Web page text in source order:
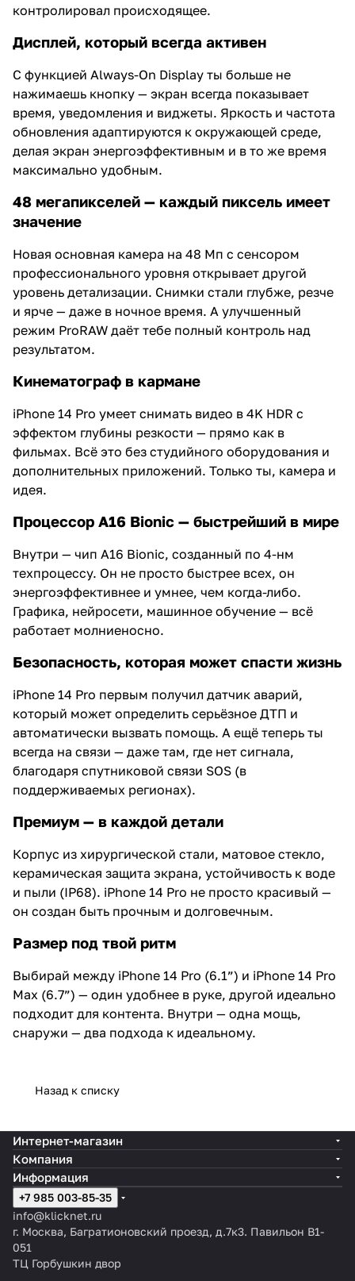
контролировал происходящее.
Дисплей, который всегда активен
С функцией Always-On Display ты больше не
нажимаешь кнопку — экран всегда показывает
время, уведомления и виджеты. Яркость и частота
обновления адаптируются к окружающей среде,
делая экран энергоэффективным и в то же время
максимально удобным.
48 мегапикселей — каждый пиксель имеет
значение
Новая основная камера на 48 Мп с сенсором
профессионального уровня открывает другой
уровень детализации. Снимки стали глубже, резче
и ярче — даже в ночное время. А улучшенный
режим ProRAW даёт тебе полный контроль над
результатом.
Кинематограф в кармане
iPhone 14 Pro умеет снимать видео в 4K HDR с
эффектом глубины резкости — прямо как в
фильмах. Всё это без студийного оборудования и
дополнительных приложений. Только ты, камера и
идея.
Процессор A16 Bionic — быстрейший в мире
Внутри — чип A16 Bionic, созданный по 4-нм
техпроцессу. Он не просто быстрее всех, он
энергоэффективнее и умнее, чем когда-либо.
Графика, нейросети, машинное обучение — всё
работает молниеносно.
Безопасность, которая может спасти жизнь
iPhone 14 Pro первым получил датчик аварий,
который может определить серьёзное ДТП и
автоматически вызвать помощь. А ещё теперь ты
всегда на связи — даже там, где нет сигнала,
благодаря спутниковой связи SOS (в
поддерживаемых регионах).
Премиум — в каждой детали
Корпус из хирургической стали, матовое стекло,
керамическая защита экрана, устойчивость к воде
и пыли (IP68). iPhone 14 Pro не просто красивый —
он создан быть прочным и долговечным.
Размер под твой ритм
Выбирай между iPhone 14 Pro (6.1”) и iPhone 14 Pro
Max (6.7”) — один удобнее в руке, другой идеально
подходит для контента. Внутри — одна мощь,
снаружи — два подхода к идеальному.
Назад к списку
Интернет-магазин
Компания
Информация
+7 985 003-85-35
info@klicknet.ru
г. Москва, Багратионовский проезд, д.7к3. Павильон B1-
051
ТЦ Горбушкин двор